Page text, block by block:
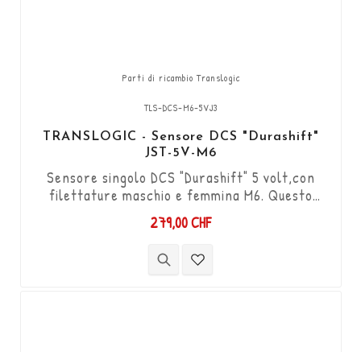
Parti di ricambio Translogic
TLS-DCS-M6-5VJ3
TRANSLOGIC - Sensore DCS "Durashift"
JST-5V-M6
Sensore singolo DCS "Durashift" 5 volt,con
filettature maschio e femmina M6. Questo
modello equipaggia la maggior parte dei kit
pin.
279,00 CHF